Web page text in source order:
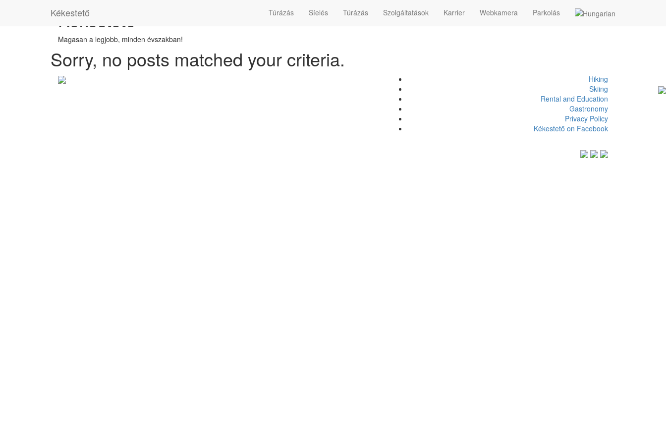
Kékestető Túrázás Síelés Túrázás Szolgáltatások Karrier Webkamera Parkolás
Kékestető
Magasan a legjobb, minden évszakban!
Sorry, no posts matched your criteria.
Hiking
Skiing
Rental and Education
Gastronomy
Privacy Policy
Kékestető on Facebook